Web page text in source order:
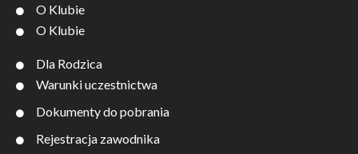
O Klubie
O Klubie
Dla Rodzica
Warunki uczestnictwa
Dokumenty do pobrania
Rejestracja zawodnika